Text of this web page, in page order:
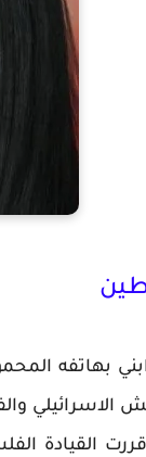
بهاتفه
الاسرائيلي
القيادة